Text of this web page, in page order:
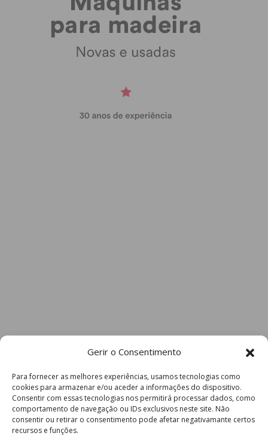
Gerir o Consentimento
Para fornecer as melhores experiências, usamos tecnologias como
cookies para armazenar e/ou aceder a informações do dispositivo.
Consentir com essas tecnologias nos permitirá processar dados, como
comportamento de navegação ou IDs exclusivos neste site. Não
consentir ou retirar o consentimento pode afetar negativamante certos
recursos e funções.